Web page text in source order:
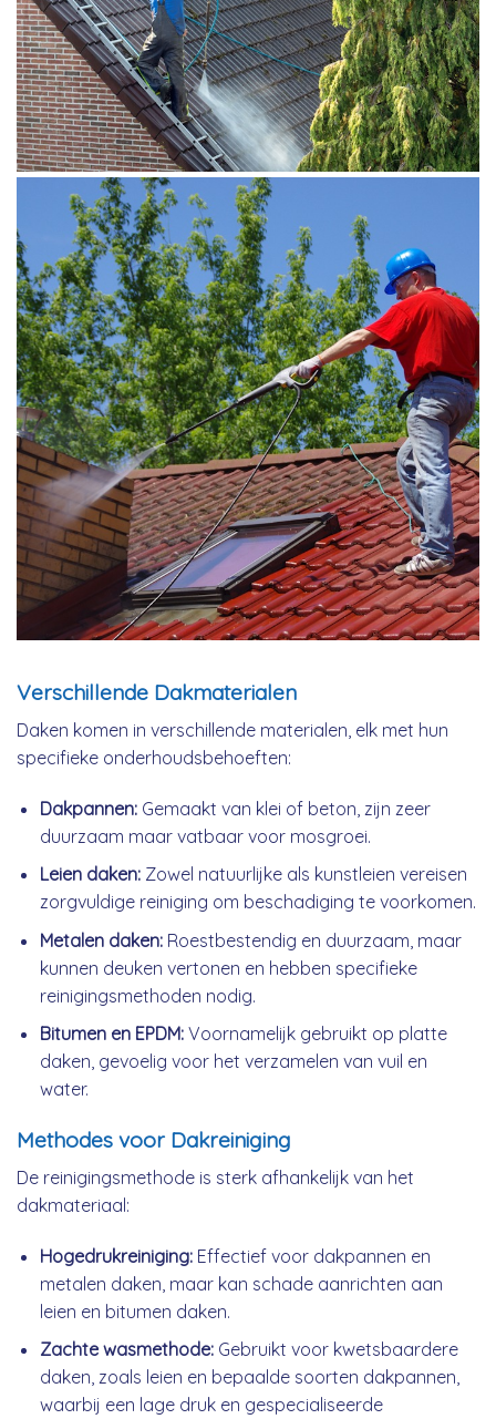
Verschillende Dakmaterialen
Daken komen in verschillende materialen, elk met hun
specifieke onderhoudsbehoeften:
Dakpannen:Gemaakt van klei of beton, zijn zeer
duurzaam maar vatbaar voor mosgroei.
Leien daken:Zowel natuurlijke als kunstleien vereisen
zorgvuldige reiniging om beschadiging te voorkomen.
Metalen daken:Roestbestendig en duurzaam, maar
kunnen deuken vertonen en hebben specifieke
reinigingsmethoden nodig.
Bitumen en EPDM:Voornamelijk gebruikt op platte
daken, gevoelig voor het verzamelen van vuil en
water.
Methodes voor Dakreiniging
De reinigingsmethode is sterk afhankelijk van het
dakmateriaal:
Hogedrukreiniging:Effectief voor dakpannen en
metalen daken, maar kan schade aanrichten aan
leien en bitumen daken.
Zachte wasmethode:Gebruikt voor kwetsbaardere
daken, zoals leien en bepaalde soorten dakpannen,
waarbij een lage druk en gespecialiseerde